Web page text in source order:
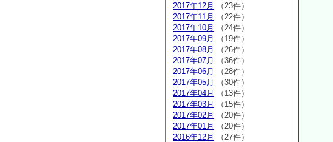
2017年12月
（23件）
2017年11月
（22件）
2017年10月
（24件）
2017年09月
（19件）
2017年08月
（26件）
2017年07月
（36件）
2017年06月
（28件）
2017年05月
（30件）
2017年04月
（13件）
2017年03月
（15件）
2017年02月
（20件）
2017年01月
（20件）
2016年12月
（27件）